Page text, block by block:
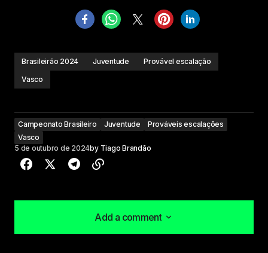
Brasileirão 2024 Juventude
Provável escalação
Vasco
Campeonato Brasileiro Juventude
Prováveis escalações
Vasco
5 de outubro de 2024by Tiago Brandão
Add a comment
Add a comment